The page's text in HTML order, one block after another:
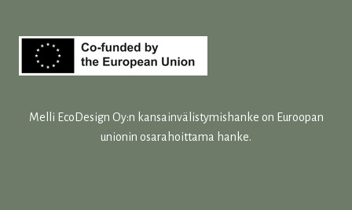
Melli EcoDesign Oy:n kansainvälistymishanke on Euroopan
unionin osarahoittama hanke.